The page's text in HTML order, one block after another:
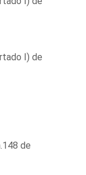
I) de
de